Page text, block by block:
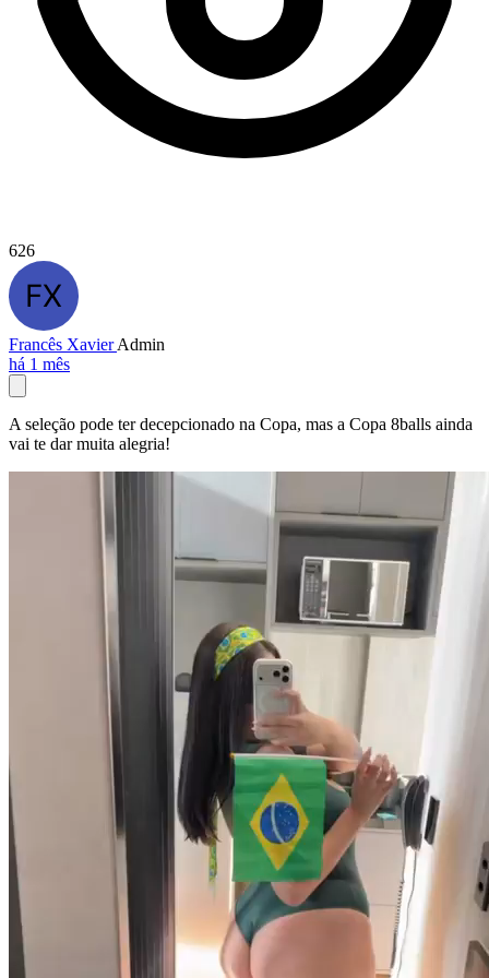
626
Francês XavierAdmin
há 1 mês
A seleção pode ter decepcionado na Copa, mas a Copa 8balls ainda
vai te dar muita alegria!